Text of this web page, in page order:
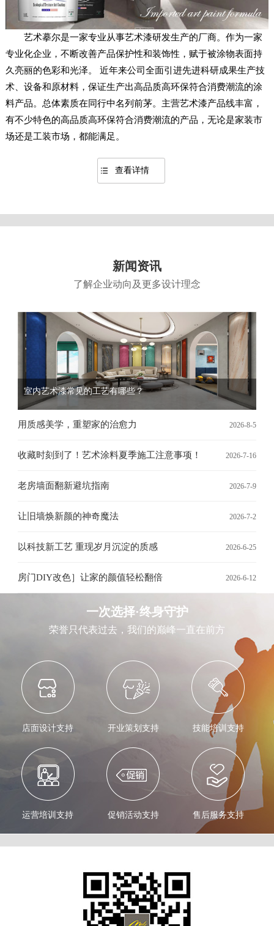
艺术摹尔是一家专业从事艺术漆研发生产的厂商。作为一家
专业化企业，不断改善产品保护性和装饰性，赋于被涂物表面持
久亮丽的色彩和光泽。 近年来公司全面引进先进科研成果生产技
术、设备和原材料，保证生产出高品质高环保符合消费潮流的涂
料产品。总体素质在同行中名列前茅。主营艺术漆产品线丰富，
有不少特色的高品质高环保符合消费潮流的产品，无论是家装市
场还是工装市场，都能满足。
查看详情
新闻资讯
了解企业动向及更多设计理念
室内艺术漆常见的工艺有哪些？
2026-8-5
用质感美学，重塑家的治愈力
2026-7-16
收藏时刻到了！艺术涂料夏季施工注意事项！
2026-7-9
老房墙面翻新避坑指南
2026-7-2
让旧墙焕新颜的神奇魔法
2026-6-25
以科技新工艺 重现岁月沉淀的质感
2026-6-12
房门DIY改色］让家的颜值轻松翻倍
一次选择·终身守护
荣誉只代表过去，我们的巅峰一直在前方
店面设计支持 开业策划支持 技能培训支持
运营培训支持 促销活动支持 售后服务支持